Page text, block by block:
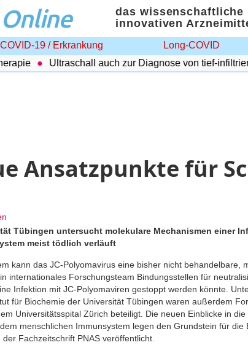
Online
das wissenschaftliche
innovativen
COVID-19 / Erkrankung Long-COVID
Ultraschall auch zur Diagnose von tief-
Ansatzpunkte für
Tübingen untersucht molekulare Mechanismen einer
meist tödlich verläuft
kann das JC-Polyomavirus eine bisher nicht behandelbare,
internationales Forschungsteam Bindungsstellen für
Infektion mit JC-Polyomaviren gestoppt werden könnte.
für Biochemie der Universität Tübingen waren außerdem
Universitätsspital Zürich beteiligt. Die neuen Einblicke in die
menschlichen Immunsystem legen den Grundstein für die
Fachzeitschrift PNAS veröffentlicht.